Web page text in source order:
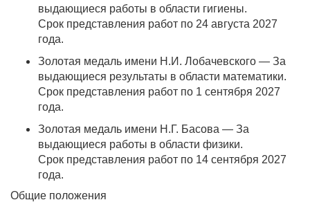
выдающиеся работы в области гигиены.
Срок представления работ по 24 августа 2027
года.
Золотая медаль имени Н.И. Лобачевского — За
выдающиеся результаты в области математики.
Срок представления работ по 1 сентября 2027
года.
Золотая медаль имени Н.Г. Басова — За
выдающиеся работы в области физики.
Срок представления работ по 14 сентября 2027
года.
Общие положения